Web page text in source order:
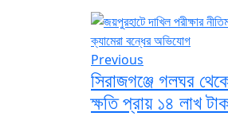
Previous
সিরাজগঞ্জে গলঘর
ক্ষতি প্রায় ১৪ লাখ